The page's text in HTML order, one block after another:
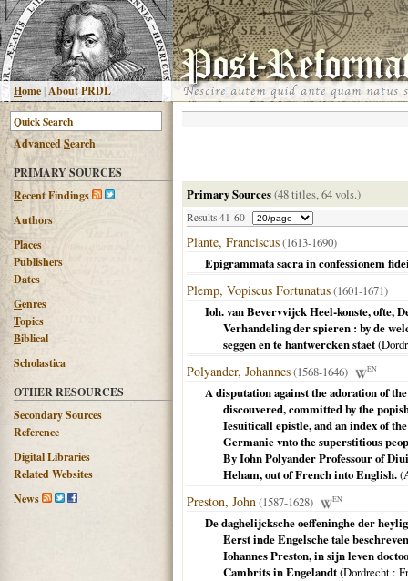
Home|About PRDL
AdvancedSearch
PRIMARY SOURCES
Recent Findings
Authors
Places
Publishers
Dates
Genres
Topics
Biblical
Scholastica
OTHER RESOURCES
Secondary Sources
Reference
Digital Libraries
Related Websites
News
Primary Sources(48 titles, 64 vols.)
Results 41-60
Plante, Franciscus(1613-1690)
Epigrammata sacra in confessionem
Plemp, Vopiscus Fortunatus(1601-1671)
Ioh. van Bevervvijck Heel-konste, ofte,
Verhandeling der spieren : by de
seggen en te hantwercken staet(
Polyander, Johannes(1568-1646) EN
A disputation against the adoration of
discouvered, committed by the
Iesuiticall epistle, and an index of
Germanie vnto the superstitious
By Iohn Polyander Professour of
Heham, out of French into English.(
Preston, John(1587-1628) EN
De daghelijcksche oeffeninghe der
Eerst inde Engelsche tale
Iohannes Preston, in sijn leven
Cambrits in Engelandt(Dordrecht :